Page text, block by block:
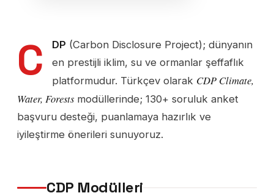
C DP (Carbon Disclosure Project); dünyanın
en prestijli iklim, su ve ormanlar şeffaflık
platformudur. Türkçev olarak CDP Climate,
Water, Forests modüllerinde; 130+ soruluk anket
başvuru desteği, puanlamaya hazırlık ve
iyileştirme önerileri sunuyoruz.
CDP Modülleri